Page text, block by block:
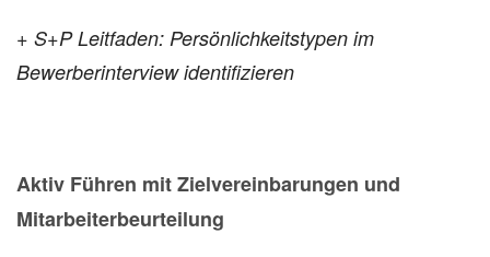
+ S+P Leitfaden: Persönlichkeitstypen im
Bewerberinterview identifizieren
Aktiv Führen mit Zielvereinbarungen und
Mitarbeiterbeurteilung